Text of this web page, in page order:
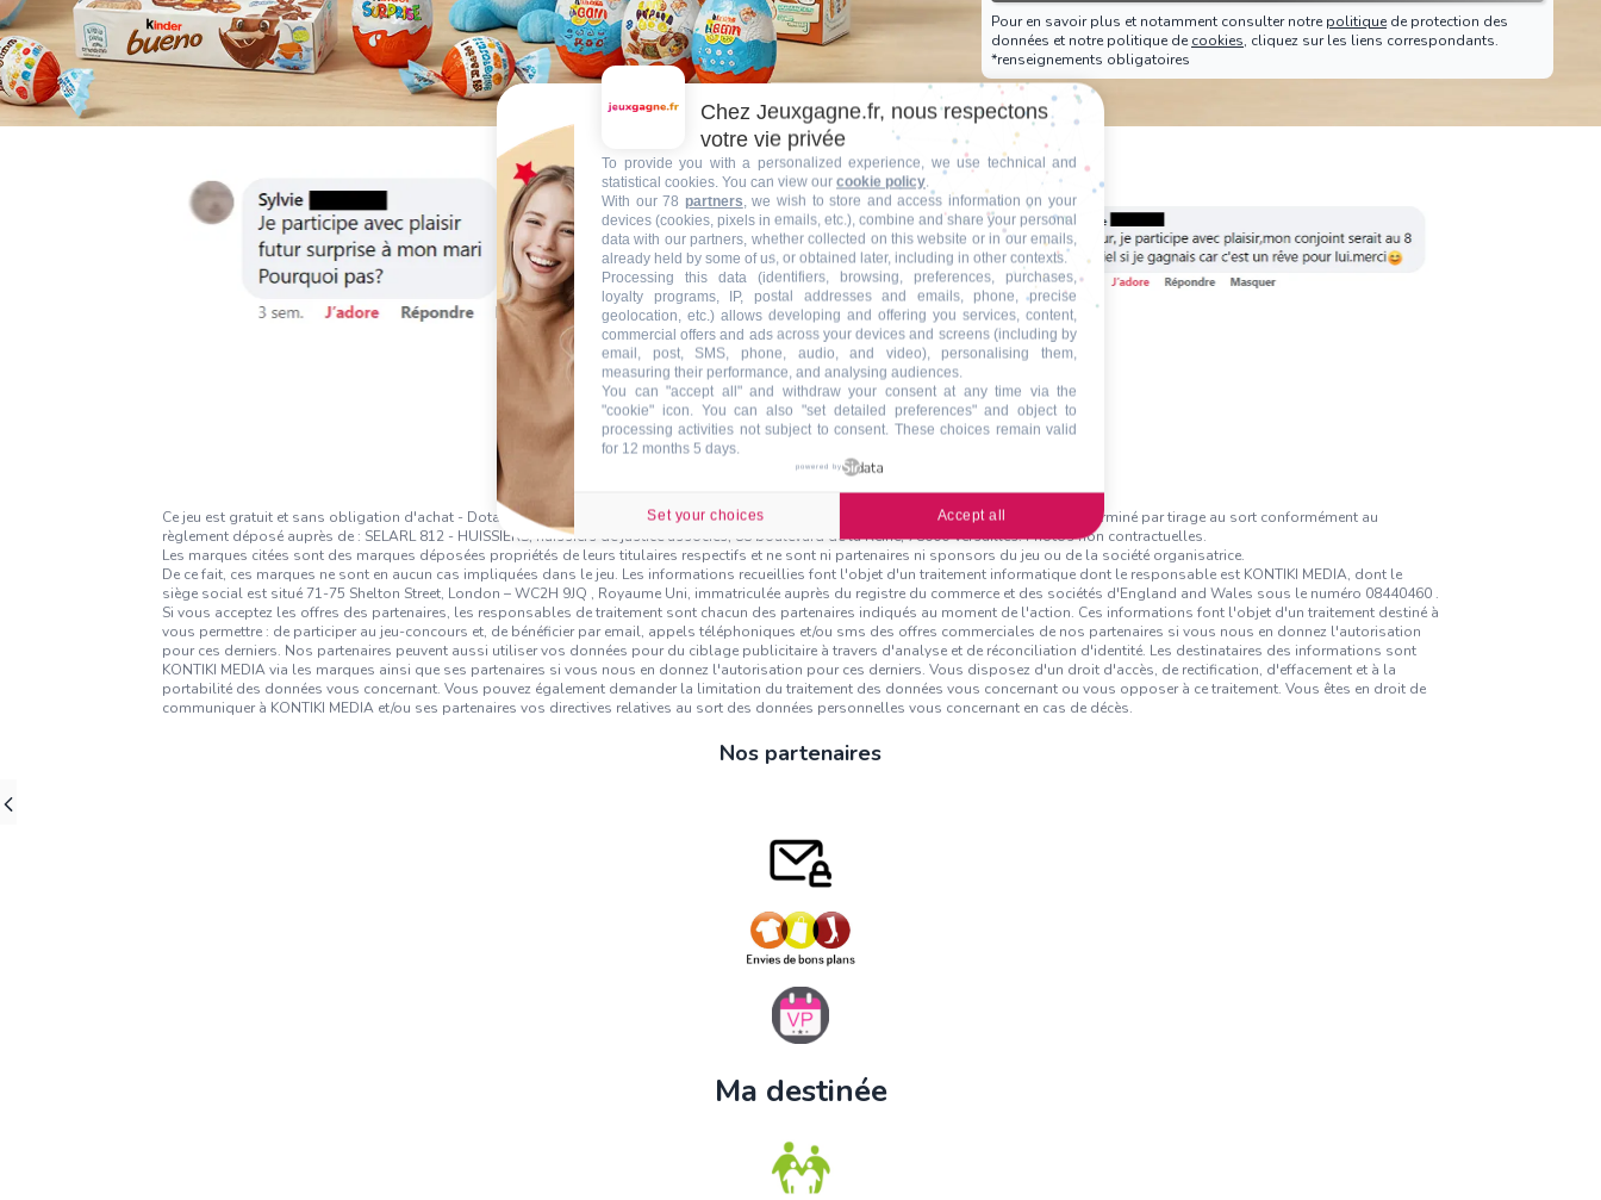
Pour en savoir plus et notamment consulter notre politique de protection des
données et notre politique de cookies, cliquez sur les liens correspondants.
*renseignements obligatoires
voulez vous en savoir plus ?
Ce jeu est gratuit et sans obligation d'achat - Dotation totale : Panier Gourmand KINDER BUENO d'une valeur de 100€ - Le gagnant sera déterminé par tirage au sort conformément au
règlement déposé auprès de : SELARL 812 - HUISSIERS, huissiers de justice associés, 88 boulevard de la Reine, 78000 Versailles. Photos non contractuelles.
Les marques citées sont des marques déposées propriétés de leurs titulaires respectifs et ne sont ni partenaires ni sponsors du jeu ou de la société organisatrice.
De ce fait, ces marques ne sont en aucun cas impliquées dans le jeu. Les informations recueillies font l'objet d'un traitement informatique dont le responsable est KONTIKI MEDIA, dont le
siège social est situé 71-75 Shelton Street, London – WC2H 9JQ , Royaume Uni, immatriculée auprès du registre du commerce et des sociétés d'England and Wales sous le numéro 08440460 .
Si vous acceptez les offres des partenaires, les responsables de traitement sont chacun des partenaires indiqués au moment de l'action. Ces informations font l'objet d'un traitement destiné à
vous permettre : de participer au jeu-concours et, de bénéficier par email, appels téléphoniques et/ou sms des offres commerciales de nos partenaires si vous nous en donnez l'autorisation
pour ces derniers. Nos partenaires peuvent aussi utiliser vos données pour du ciblage publicitaire à travers d'analyse et de réconciliation d'identité. Les destinataires des informations sont
KONTIKI MEDIA via les marques ainsi que ses partenaires si vous nous en donnez l'autorisation pour ces derniers. Vous disposez d'un droit d'accès, de rectification, d'effacement et à la
portabilité des données vous concernant. Vous pouvez également demander la limitation du traitement des données vous concernant ou vous opposer à ce traitement. Vous êtes en droit de
communiquer à KONTIKI MEDIA et/ou ses partenaires vos directives relatives au sort des données personnelles vous concernant en cas de décès.
Nos partenaires
Ma destinée
Chez Jeuxgagne.fr, nous respectons
votre vie privée
To provide you with a personalized experience, we use technical and
statistical cookies. You can view our cookie policy.
With our 78 partners , we wish to store and access information on your
devices (cookies, pixels in emails, etc.), combine and share your personal
data with our partners, whether collected on this website or in our emails,
already held by some of us, or obtained later, including in other contexts.
Processing this data (identifiers, browsing, preferences, purchases,
loyalty programs, IP, postal addresses and emails, phone, precise
geolocation, etc.) allows developing and offering you services, content,
commercial offers and ads across your devices and screens (including by
email, post, SMS, phone, audio, and video), personalising them,
measuring their performance, and analysing audiences.
You can "accept all" and withdraw your consent at any time via the
"cookie" icon. You can also "set detailed preferences" and object to
processing activities not subject to consent. These choices remain valid
for 12 months 5 days.
powered by
Set your choices Accept all